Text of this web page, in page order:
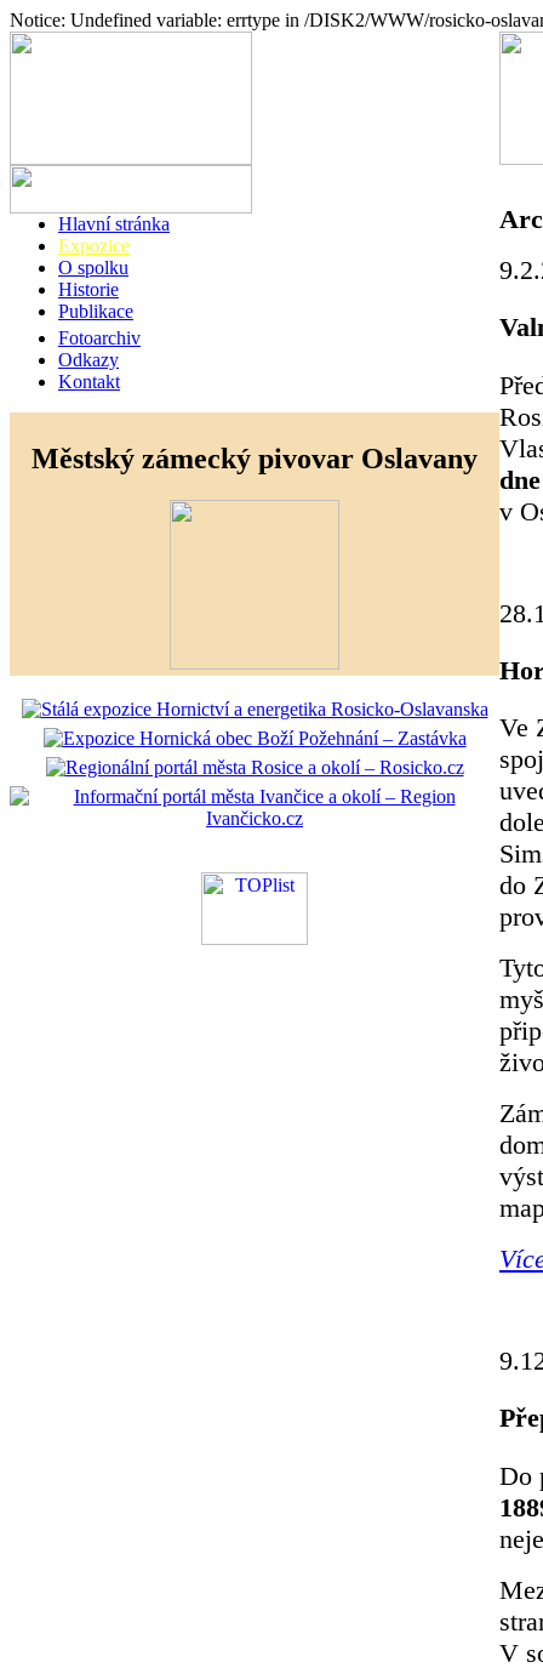
Notice: Undefined variable: errtype in /DISK2/WWW/rosicko-
Hlavní stránka
Expozice
O spolku
Historie
Publikace
Fotoarchiv
Odkazy
Kontakt
Městský zámecký pivovar Oslavany
v
Ve
do
Do
V